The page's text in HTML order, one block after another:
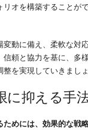
オを構築することがで
変動に備え、柔軟な対
頼と協力を基に、多
を実現していきましょ
に抑える手
ためには、効果的な戦